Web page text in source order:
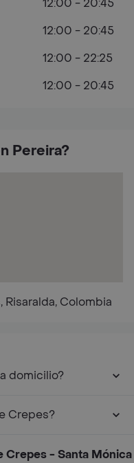
Pereira?
Risaralda, Colombia
12:00 - 20:45
12:00 - 20:45
12:00 - 22:25
12:00 - 20:45
domicilio?
Crepes?
Crepes - Santa Mónica